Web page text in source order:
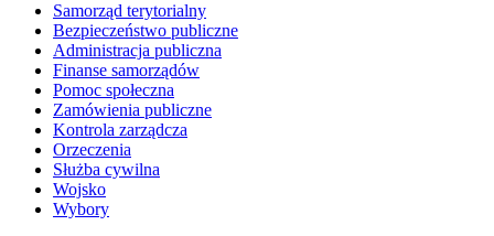
Samorząd terytorialny
Bezpieczeństwo publiczne
Administracja publiczna
Finanse samorządów
Pomoc społeczna
Zamówienia publiczne
Kontrola zarządcza
Orzeczenia
Służba cywilna
Wojsko
Wybory